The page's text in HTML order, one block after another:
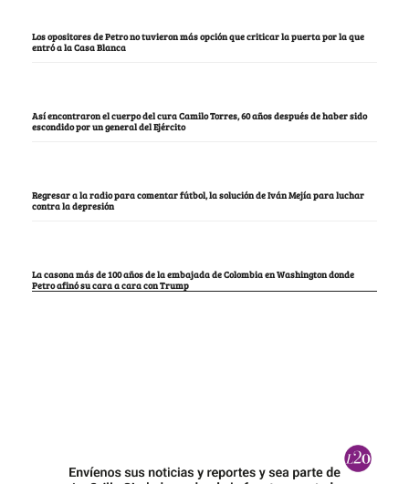
Los opositores de Petro no tuvieron más opción que criticar la puerta por la que
entró a la Casa Blanca
Así encontraron el cuerpo del cura Camilo Torres, 60 años después de haber sido
escondido por un general del Ejército
Regresar a la radio para comentar fútbol, la solución de Iván Mejía para luchar
contra la depresión
La casona más de 100 años de la embajada de Colombia en Washington donde
Petro afinó su cara a cara con Trump